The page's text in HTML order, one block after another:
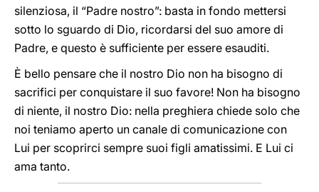
silenziosa, il “Padre nostro”: basta in fondo mettersi
sotto lo sguardo di Dio, ricordarsi del suo amore di
Padre, e questo è sufficiente per essere esauditi.
È bello pensare che il nostro Dio non ha bisogno di
sacrifici per conquistare il suo favore! Non ha bisogno
di niente, il nostro Dio: nella preghiera chiede solo che
noi teniamo aperto un canale di comunicazione con
Lui per scoprirci sempre suoi figli amatissimi. E Lui ci
ama tanto.